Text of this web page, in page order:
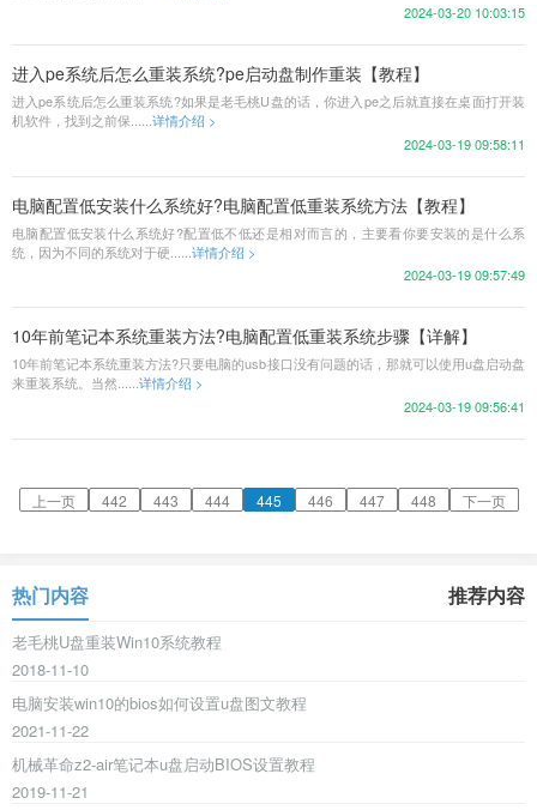
2024-03-20 10:03:15
进入pe系统后怎么重装系统?pe启动盘制作重装【教程】
进入pe系统后怎么重装系统?如果是老毛桃U盘的话，你进入pe之后就直接在桌面打开装
机软件，找到之前保......详情介绍 >
2024-03-19 09:58:11
电脑配置低安装什么系统好?电脑配置低重装系统方法【教程】
电脑配置低安装什么系统好?配置低不低还是相对而言的，主要看你要安装的是什么系
统，因为不同的系统对于硬...... 详情介绍 >
2024-03-19 09:57:49
10年前笔记本系统重装方法?电脑配置低重装系统步骤【详解】
10年前笔记本系统重装方法?只要电脑的usb接口没有问题的话，那就可以使用u盘启动盘
来重装系统。当然......详情介绍 >
2024-03-19 09:56:41
上一页 442 443 444 445 446 447 448 下一页
热门内容 推荐内容
老毛桃U盘重装Win10系统教程
2018-11-10
电脑安装win10的bios如何设置u盘图文教程
2021-11-22
机械革命z2-air笔记本u盘启动BIOS设置教程
2019-11-21